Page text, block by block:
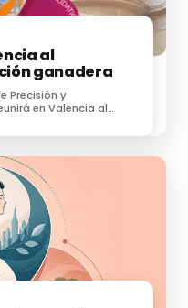
al
ganadera
Precisión y
en Valencia al